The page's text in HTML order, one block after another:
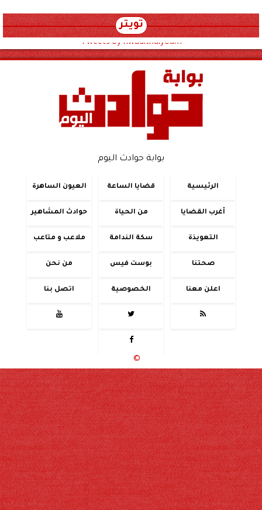
تويتر
Tweets by hwadithalyoum
بوابة حوادث اليوم
الرئيسية قضايا الساعة العيون الساهرة
أغرب القضايا من الحياة حوادث المشاهير
التعويذة سكة الندامة ملاعب و متاعب
صحتنا بوست فيس من نحن
اعلن معنا الخصوصية اتصل بنا




©